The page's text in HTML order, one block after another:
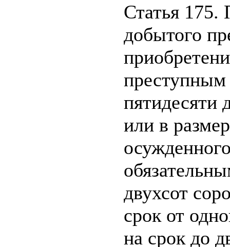
Статья 175.
добытого
преступным
пятидесяти
или в
двухсот
срок от
на срок до